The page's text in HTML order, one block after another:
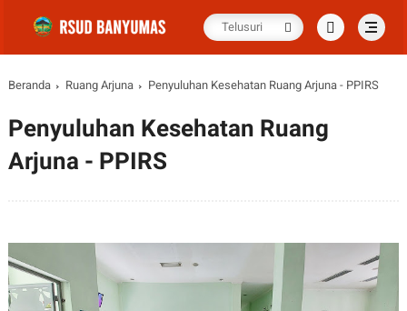
Beranda Ruang Arjuna Penyuluhan Kesehatan Ruang Arjuna - PPIRS
Penyuluhan Kesehatan Ruang
Arjuna - PPIRS